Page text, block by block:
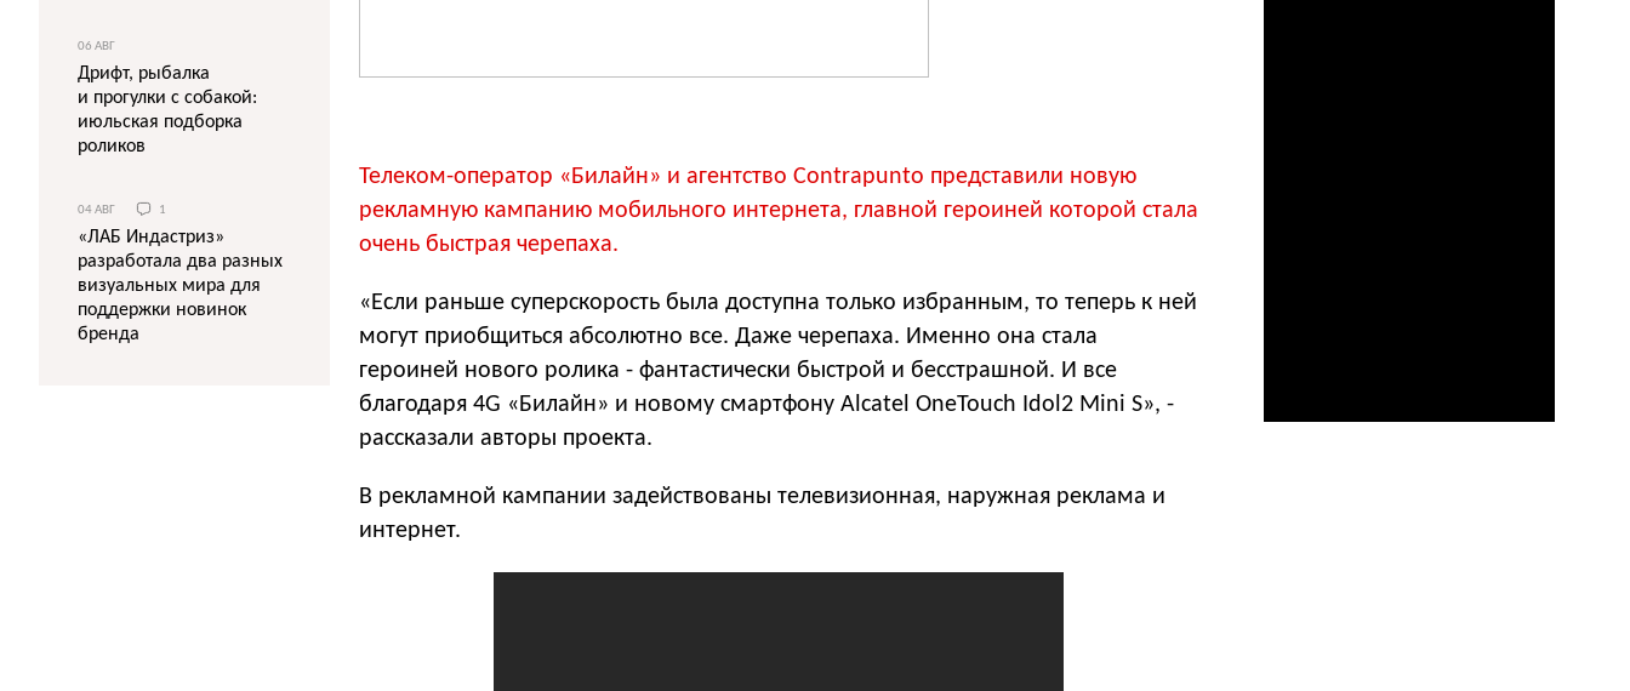
Телеком-оператор «Билайн» и агентство Contrapunto представили новую
рекламную кампанию мобильного интернета, главной героиней которой стала
очень быстрая черепаха.
«Если раньше суперскорость была доступна только избранным, то теперь к ней
могут приобщиться абсолютно все. Даже черепаха. Именно она стала
героиней нового ролика - фантастически быстрой и бесстрашной. И все
благодаря 4G «Билайн» и новому смартфону Alcatel OneTouch Idol2 Mini S», -
рассказали авторы проекта.
В рекламной кампании задействованы телевизионная, наружная реклама и
интернет.
06 АВГ
Дрифт, рыбалка
и прогулки с собакой:
июльская подборка
роликов
04 АВГ 1
«ЛАБ Индастриз»
разработала два разных
визуальных мира для
поддержки новинок
бренда